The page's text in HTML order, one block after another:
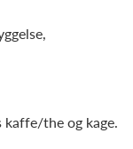
kaffe/the og kage.